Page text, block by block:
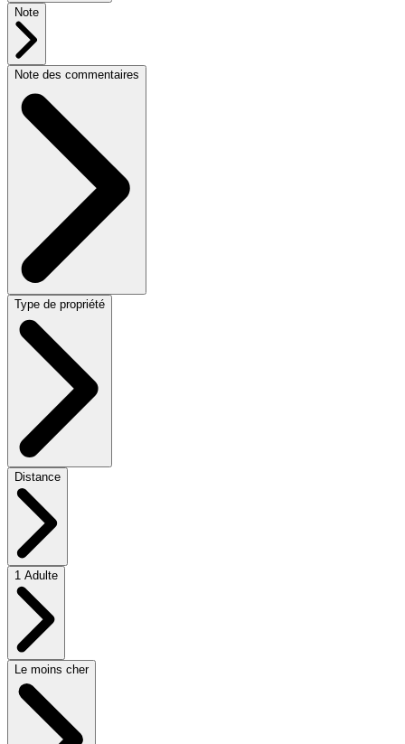
Note
Note des commentaires
Type de propriété
Distance
1 Adulte
Le moins cher